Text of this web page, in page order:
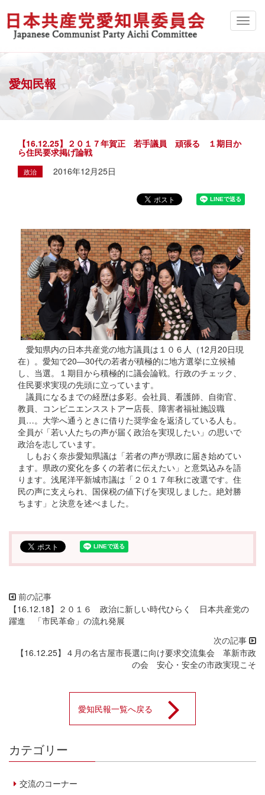
愛知民報
【16.12.25】２０１７年賀正 若手議員 頑張る １期目か
ら住民要求掲げ論戦
政治 2016年12月25日
愛知県内の日本共産党の地方議員は１０６人（12月20日現
在）。愛知で20―30代の若者が積極的に地方選挙に立候補
し、当選。１期目から積極的に議会論戦。行政のチェック、
住民要求実現の先頭に立っています。
議員になるまでの経歴は多彩。会社員、看護師、自衛官、
教員、コンビニエンスストアー店長、障害者福祉施設職
員…。大学へ通うときに借りた奨学金を返済している人も。
全員が「若い人たちの声が届く政治を実現したい」の思いで
政治を志しています。
しもおく奈歩愛知県議は「若者の声が県政に届き始めてい
ます。県政の変化を多くの若者に伝えたい」と意気込みを語
ります。浅尾洋平新城市議は「２０１７年秋に改選です。住
民の声に支えられ、国保税の値下げを実現しました。絶対勝
ちます」と決意を述べました。
【16.12.18】２０１６ 政治に新しい時代ひらく 日本共産党の
躍進 「市民革命」の流れ発展
【16.12.25】４月の名古屋市長選に向け要求交流集会 革新市政
の会 安心・安全の市政実現こそ
愛知民報一覧へ戻る
カテゴリー
交流のコーナー